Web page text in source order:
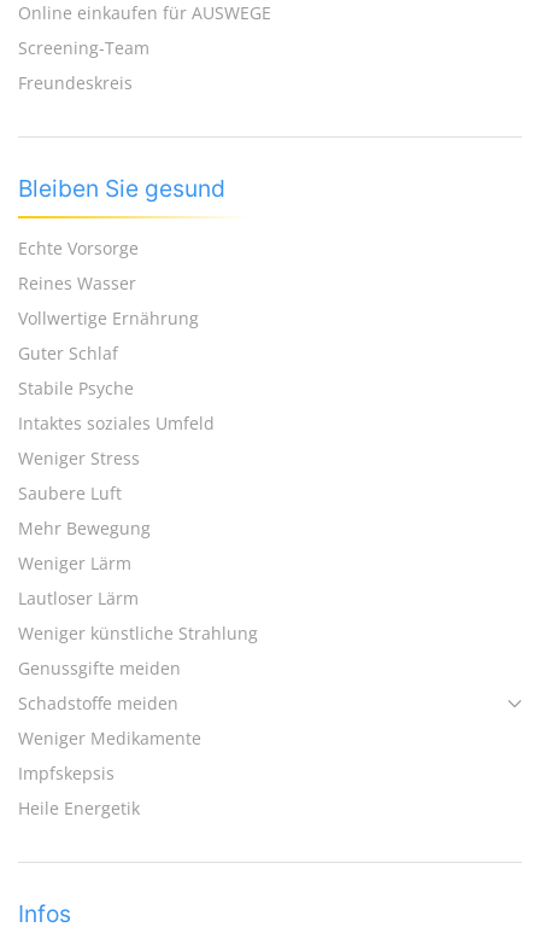
Online einkaufen für AUSWEGE
Screening-Team
Freundeskreis
Bleiben Sie gesund
Echte Vorsorge
Reines Wasser
Vollwertige Ernährung
Guter Schlaf
Stabile Psyche
Intaktes soziales Umfeld
Weniger Stress
Saubere Luft
Mehr Bewegung
Weniger Lärm
Lautloser Lärm
Weniger künstliche Strahlung
Genussgifte meiden
Schadstoffe meiden
Weniger Medikamente
Impfskepsis
Heile Energetik
Infos